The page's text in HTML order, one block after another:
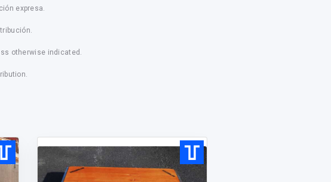
expresa.
otherwise indicated.